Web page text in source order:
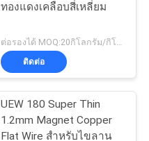
ทองแดงเคลือบสี่เหลี่ยม
ติดต่อ
UEW 180 Super Thin
1.2mm Magnet Copper
Flat Wire สำหรับไขลาน